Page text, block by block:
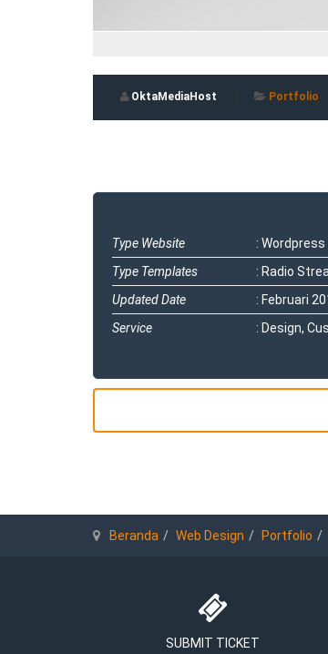
OktaMediaHost Portfolio
Type Website
: Wordpress
Type Templates
:Radio
Updated Date
:Februari
Service
:Design,
Beranda Web Design Portfolio
SUBMIT TICKET